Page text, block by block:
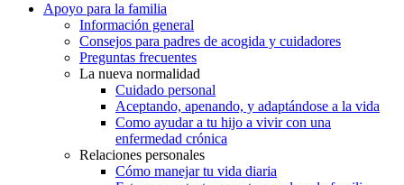
Apoyo para la familia
Información general
Consejos para padres de acogida y cuidadores
Preguntas frecuentes
La nueva normalidad
Cuidado personal
Aceptando, apenando, y adaptándose a la vida
Como ayudar a tu hijo a vivir con una
enfermedad crónica
Relaciones personales
Cómo manejar tu vida diaria